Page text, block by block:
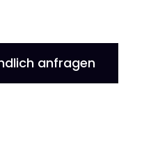
anfragen